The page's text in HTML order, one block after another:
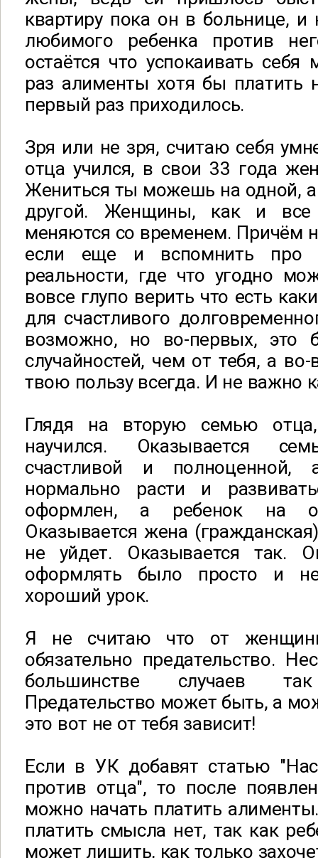
квартиру пока он в больнице, и
любимого ребенка против
остаётся что успокаивать
раз алименты хотя бы платить
первый раз приходилось.
Зря или не зря, считаю себя
отца учился, в свои 33 года
Жениться ты можешь на одной, а
другой. Женщины, как и
меняются со временем. Причём
если еще и вспомнить про
реальности, где что угодно
вовсе глупо верить что есть
для счастливого
возможно, но во-первых, это
случайностей, чем от тебя, а
твою пользу всегда. И не важно
Глядя на вторую семью
научился. Оказывается
счастливой и
нормально расти и
оформлен, а ребенок на
Оказывается жена
не уйдет. Оказывается так.
оформлять было просто и
хороший урок.
Я не считаю что от
обязательно предательство.
большинстве случаев
Предательство может быть, а
это вот не от тебя зависит!
Если в УК добавят статью
против отца", то после
можно начать платить
платить смысла нет, так как
может лишить, как только